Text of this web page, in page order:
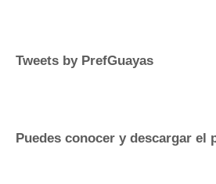
Tweets by PrefGuayas
Puedes conocer y descargar el